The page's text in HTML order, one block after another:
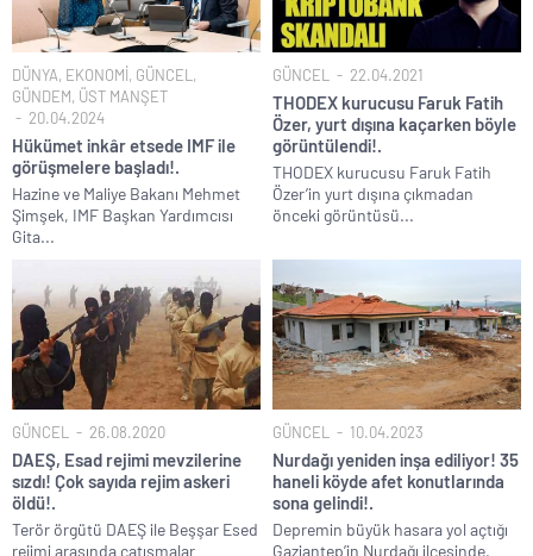
DÜNYA, EKONOMİ, GÜNCEL ,
GÜNDEM, ÜST MANŞET
20.04.2024
Hükümet inkâr etsede IMF ile
görüşmelere başladı!.
Hazine ve Maliye Bakanı Mehmet
Şimşek, IMF Başkan Yardımcısı
Gita...
GÜNCEL 22.04.2021
THODEX kurucusu Faruk Fatih
Özer, yurt dışına kaçarken böyle
görüntülendi!.
THODEX kurucusu Faruk Fatih
Özer’in yurt dışına çıkmadan
önceki görüntüsü...
GÜNCEL 26.08.2020
DAEŞ, Esad rejimi mevzilerine
sızdı! Çok sayıda rejim askeri
öldü!.
Terör örgütü DAEŞ ile Beşşar Esed
rejimi arasında çatışmalar
GÜNCEL 10.04.2023
Nurdağı yeniden inşa ediliyor! 35
haneli köyde afet konutlarında
sona gelindi!.
Depremin büyük hasara yol açtığı
Gaziantep’in Nurdağı ilçesinde,